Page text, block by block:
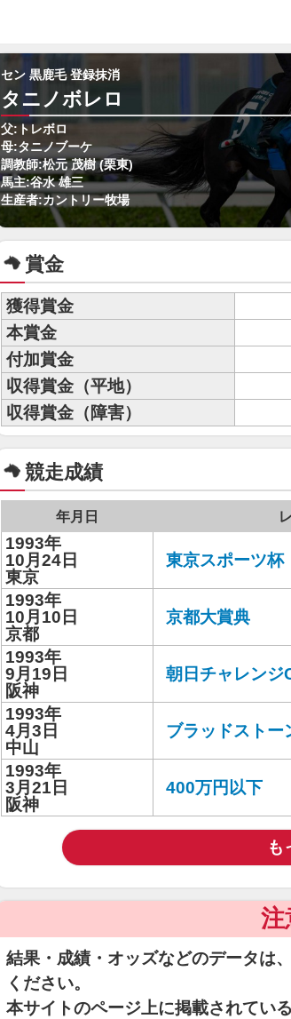
セン 黒鹿毛 登録抹消
タニノボレロ
父:トレボロ
母:タニノブーケ
調教師:松元 茂樹 (栗東)
馬主:谷水 雄三
生産者:カントリー牧場
賞金
獲得賞金
本賞金
付加賞金
収得賞金（平地）
収得賞金（障害）
競走成績
年月日
1993年
10月24日
東京
東京スポーツ杯
1993年
10月10日
京都
京都大賞典
1993年
9月19日
阪神
朝日チャレンジ
1993年
4月3日
中山
ブラッドストー
1993年
3月21日
阪神
400万円以下
も
注
結果・成績・オッズなどのデータは
ください。
本サイトのページ上に掲載されてい